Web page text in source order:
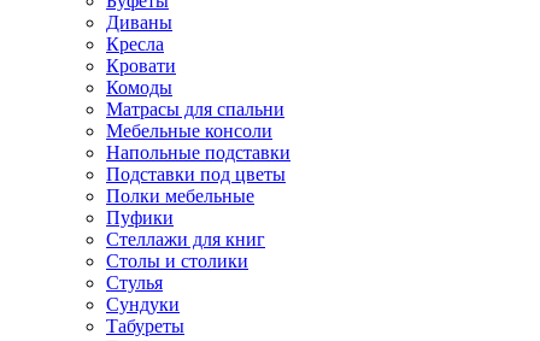
Диваны
Кресла
Кровати
Комоды
Матрасы для спальни
Мебельные консоли
Напольные подставки
Подставки под цветы
Полки мебельные
Пуфики
Стеллажи для книг
Столы и столики
Стулья
Сундуки
Табуреты